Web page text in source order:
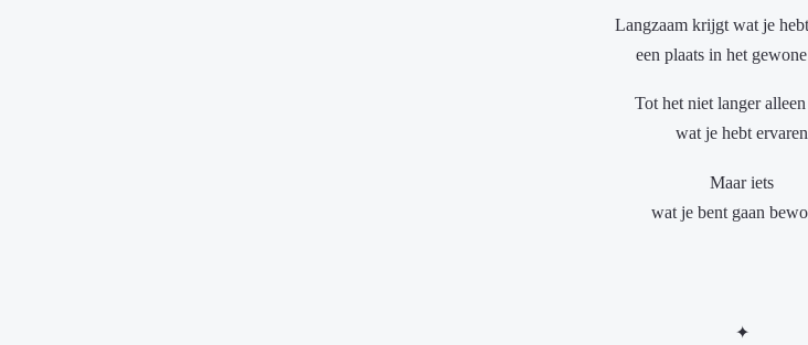
Langzaam krijgt wat je
een plaats in het
Tot het niet langer
wat je hebt ervaren
Maar iets
wat je bent gaan
✦